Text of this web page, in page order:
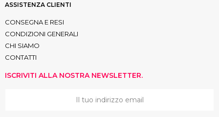
ASSISTENZA CLIENTI
CONSEGNA E RESI
CONDIZIONI GENERALI
CHI SIAMO
CONTATTI
ISCRIVITI ALLA NOSTRA NEWSLETTER.